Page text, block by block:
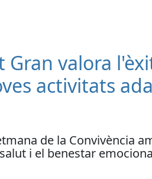
Gran valora
activitats
de la Convivència
i el benestar